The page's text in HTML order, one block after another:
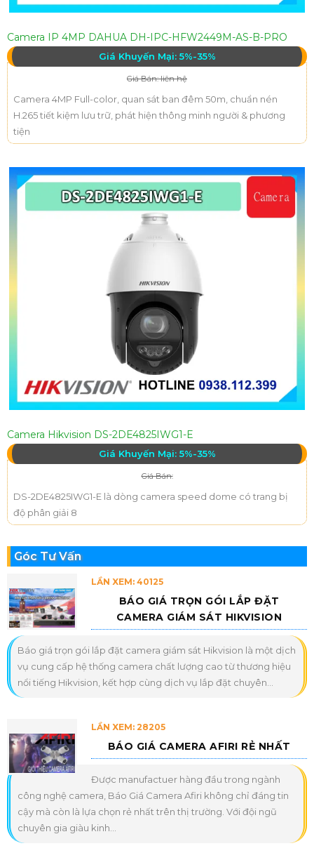
Camera IP 4MP DAHUA DH-IPC-HFW2449M-AS-B-PRO
Giá Khuyến Mại: 5%-35%
Giá Bán: liên hệ
Camera 4MP Full-color, quan sát ban đêm 50m, chuẩn nén
H.265 tiết kiệm lưu trữ, phát hiện thông minh người & phương
tiện
Camera Hikvision DS-2DE4825IWG1-E
Giá Khuyến Mại: 5%-35%
Giá Bán:
DS-2DE4825IWG1-E là dòng camera speed dome có trang bị
độ phân giải 8
Góc Tư Vấn
LẦN XEM: 40125
BÁO GIÁ TRỌN GÓI LẮP ĐẶT
CAMERA GIÁM SÁT HIKVISION
Báo giá trọn gói lắp đặt camera giám sát Hikvision là một dịch
vụ cung cấp hệ thống camera chất lượng cao từ thương hiệu
nổi tiếng Hikvision, kết hợp cùng dịch vụ lắp đặt chuyên...
LẦN XEM: 28205
BÁO GIÁ CAMERA AFIRI RẺ NHẤT
Được manufactuer hàng đầu trong ngành
công nghệ camera, Báo Giá Camera Afiri không chỉ đáng tin
cậy mà còn là lựa chọn rẻ nhất trên thị trường. Với đội ngũ
chuyên gia giàu kinh...